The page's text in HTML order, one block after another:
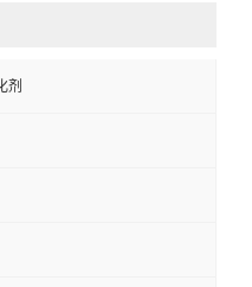
剂